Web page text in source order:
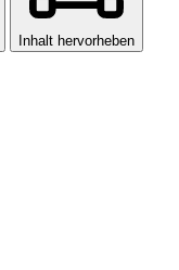
Inhalt hervorheben